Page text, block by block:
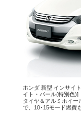
ホンダ 新型 インサイ
イト・パール(特別色)]
タイヤ＆アルミホイー
で、10･15モード燃費